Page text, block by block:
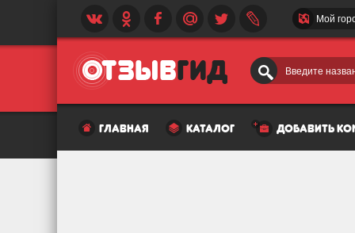
Введите
Мой
главная каталог добавить